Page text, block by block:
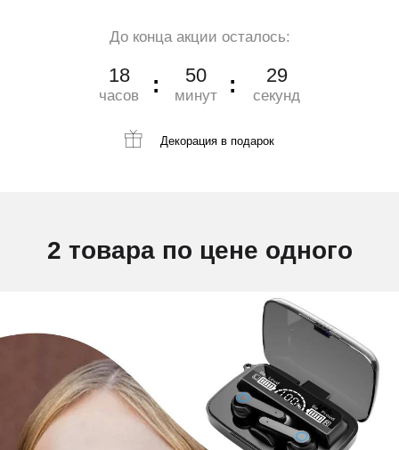
До конца акции осталось:
18
часов
50
минут
27
секунд
Декорация в подарок
2 товара по цене одного